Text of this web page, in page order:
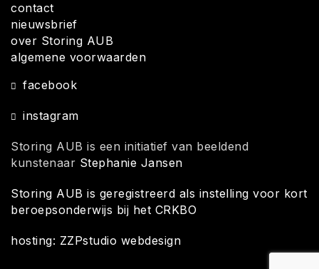
contact
nieuwsbrief
over Storing AUB
algemene voorwaarden
facebook
instagram
Storing AUB is een initiatief van beeldend
kunstenaar Stephanie Jansen
Storing AUB is geregistreerd als instelling voor kort
beroepsonderwijs bij het CRKBO
hosting: ZZPstudio webdesign